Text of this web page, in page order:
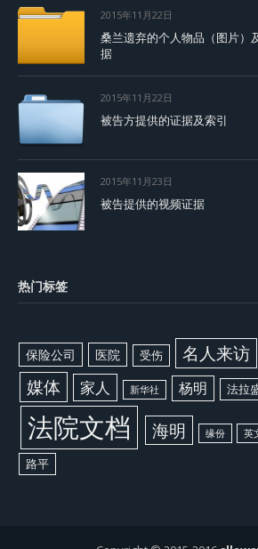
2015年11月22日
桑兰遗弃的个人物品（图片
据
2015年11月22日
被告方提供的证据及索引
2015年11月23日
被告提供的视频证据
热门标签
保险公司 医院 受伤 名人来访
媒体 家人 新华社 杨明 法拉
法院文档 海明 缘份 英
路平